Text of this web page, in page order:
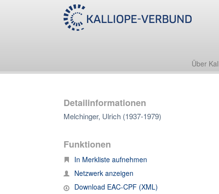
Über
Detailinformationen
Melchinger, Ulrich (1937-1979)
Funktionen
In Merkliste aufnehmen
Netzwerk anzeigen
Download EAC-CPF (XML)